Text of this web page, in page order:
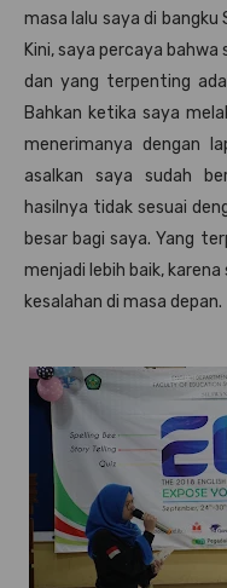
masa lalu saya di bangku
Kini, saya percaya
dan yang terpenting
Bahkan ketika saya
menerimanya dengan
asalkan saya sudah
hasilnya tidak sesuai
besar bagi saya. Yang
menjadi lebih baik,
kesalahan di masa depan.